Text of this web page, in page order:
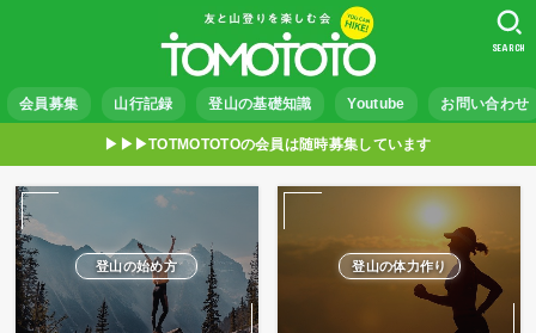
会員募集 山行記録 登山の基礎知識 Youtube お問い合わせ
SEARCH
▶︎▶︎▶︎TOTMOTOTOの会員は随時募集しています
登山の始め方 登山の体力作り